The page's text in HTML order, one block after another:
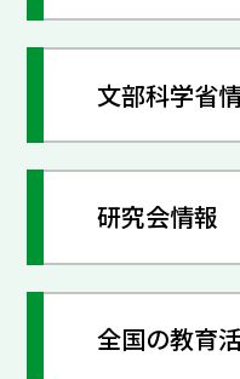
文部科学省
研究会情報
全国の教育